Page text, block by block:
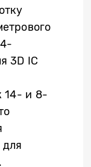
3D IC
14- и 8-
для